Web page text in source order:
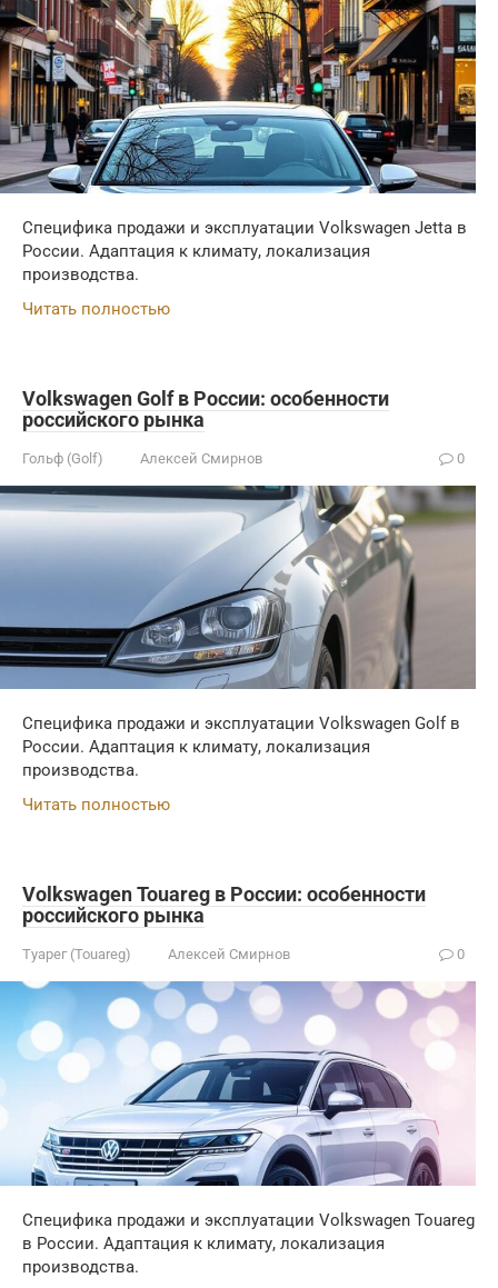
Специфика продажи и эксплуатации Volkswagen Jetta в
России. Адаптация к климату, локализация
производства.
Читать полностью
Volkswagen Golf в России: особенности
российского рынка
Гольф (Golf) Алексей Смирнов 0
Специфика продажи и эксплуатации Volkswagen Golf в
России. Адаптация к климату, локализация
производства.
Читать полностью
Volkswagen Touareg в России: особенности
российского рынка
Туарег (Touareg) Алексей Смирнов 0
Специфика продажи и эксплуатации Volkswagen Touareg
в России. Адаптация к климату, локализация
производства.